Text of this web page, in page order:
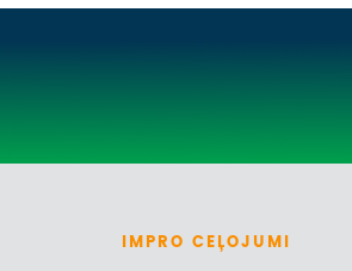
IMPRO CEĻOJUMI